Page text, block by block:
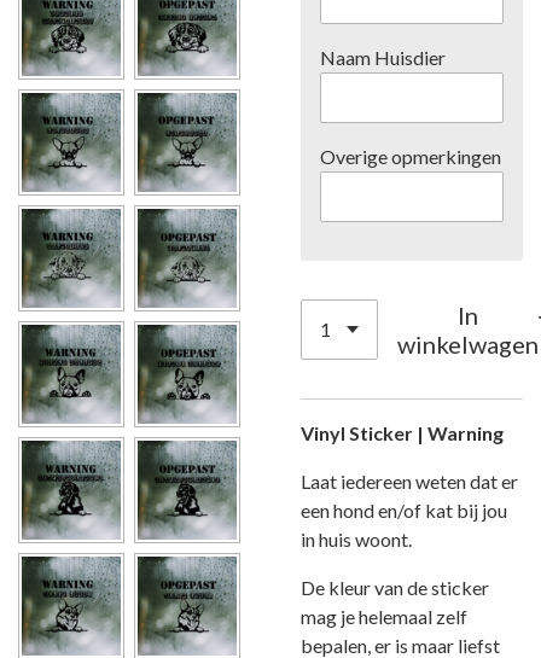
Naam Huisdier
Overige opmerkingen
In
winkelwagen
Vinyl Sticker | Warning
Laat iedereen weten dat er
een hond en/of kat bij jou
in huis woont.
De kleur van de sticker
mag je helemaal zelf
bepalen, er is maar liefst